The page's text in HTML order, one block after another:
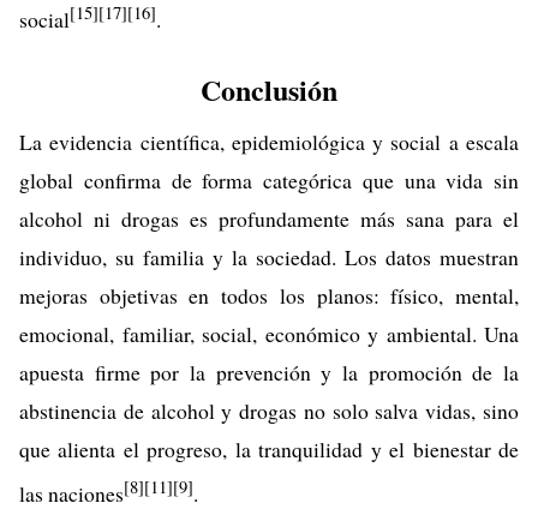
social[15][17][16].
Conclusión
La evidencia científica, epidemiológica y social a escala
global confirma de forma categórica que una vida sin
alcohol ni drogas es profundamente más sana para el
individuo, su familia y la sociedad. Los datos muestran
mejoras objetivas en todos los planos: físico, mental,
emocional, familiar, social, económico y ambiental. Una
apuesta firme por la prevención y la promoción de la
abstinencia de alcohol y drogas no solo salva vidas, sino
que alienta el progreso, la tranquilidad y el bienestar de
las naciones[8][11][9].